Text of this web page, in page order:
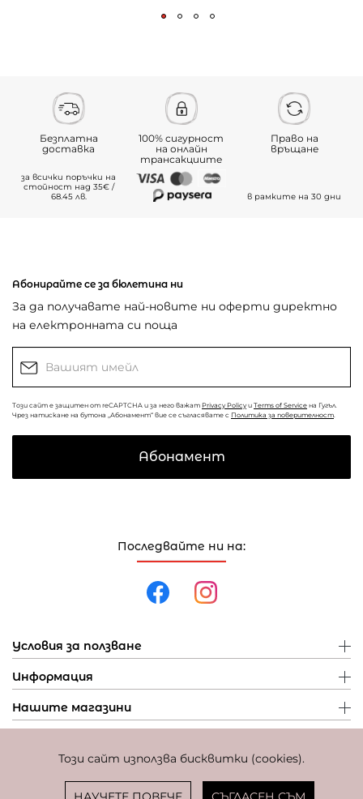
Този сайт използва бисквитки (cookies).
Безплатна
доставка
за всички поръчки на
стойност над 35€ /
68.45 лв.
100% сигурност
на онлайн
трансакциите
Право на
връщане
в рамките на 30 дни
Последвайте ни на:
Условия за ползване
Информация
Нашите магазини
Абонирайте се за бюлетина ни
За да получавате най-новите ни оферти директно
на електронната си поща
Този сайт е защитен от reCAPTCHA и за него важат Privacy Policy и Terms of Service на Гугъл.
Чрез натискане на бутона „Абонамент“ вие се съгласявате с Политика за поверителност
Абонамент
Фиксиран курс за превалутиране: 1 EUR = 1,95583 BGN